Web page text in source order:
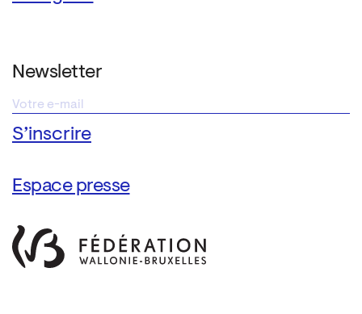
Newsletter
Espace presse